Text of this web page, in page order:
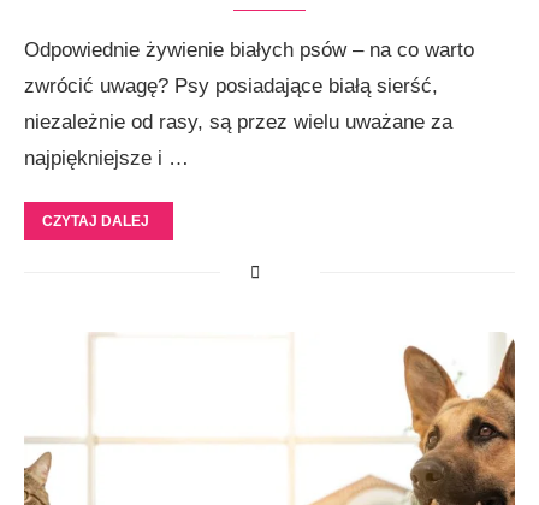
Odpowiednie żywienie białych psów – na co warto
zwrócić uwagę? Psy posiadające białą sierść,
niezależnie od rasy, są przez wielu uważane za
najpiękniejsze i …
CZYTAJ DALEJ